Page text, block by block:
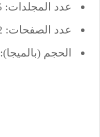
عدد المجلدات: 15
عدد الصفحات: 7252
الحجم (بالميجا): 138